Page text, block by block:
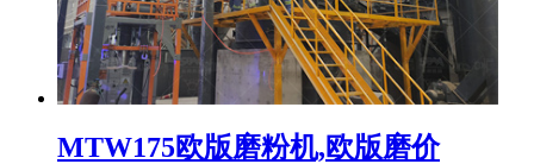
MTW175欧版磨粉机,欧版磨价